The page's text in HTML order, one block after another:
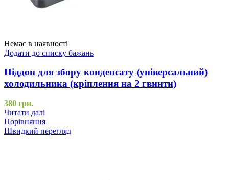
Немає в наявності
Додати до списку бажань
Піддон для збору конденсату (універсальний)
холодильника (кріплення на 2 гвинти)
380 грн.
Читати далі
Порівняння
Швидкий перегляд